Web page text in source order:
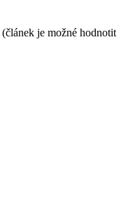
je možné hodnotit